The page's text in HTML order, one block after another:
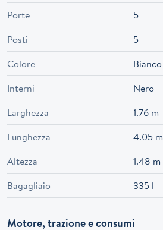
Porte
5
Posti
5
Colore
Bianco
Interni
Nero
Larghezza
1.76 m
Lunghezza
4.05 m
Altezza
1.48 m
Bagagliaio
335 l
Motore, trazione e consumi